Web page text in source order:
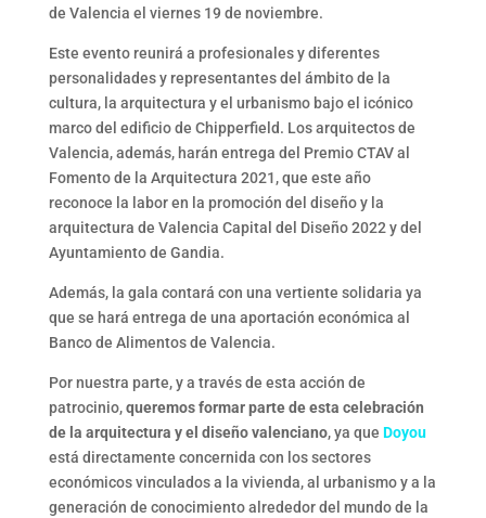
de Valencia el viernes 19 de noviembre.
Este evento reunirá a profesionales y diferentes
personalidades y representantes del ámbito de la
cultura, la arquitectura y el urbanismo bajo el icónico
marco del edificio de Chipperfield. Los arquitectos de
Valencia, además, harán entrega del Premio CTAV al
Fomento de la Arquitectura 2021, que este año
reconoce la labor en la promoción del diseño y la
arquitectura de Valencia Capital del Diseño 2022 y del
Ayuntamiento de Gandia.
Además, la gala contará con una vertiente solidaria ya
que se hará entrega de una aportación económica al
Banco de Alimentos de Valencia.
Por nuestra parte, y a través de esta acción de
patrocinio,queremos formar parte de esta celebración
de la arquitectura y el diseño valenciano, ya que Doyou
está directamente concernida con los sectores
económicos vinculados a la vivienda, al urbanismo y a la
generación de conocimiento alrededor del mundo de la